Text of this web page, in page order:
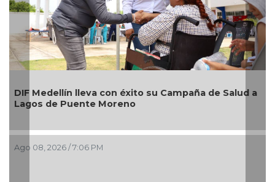
de Salud a
nuevos módulos comerciales para
imagen de las playas e impulsar la